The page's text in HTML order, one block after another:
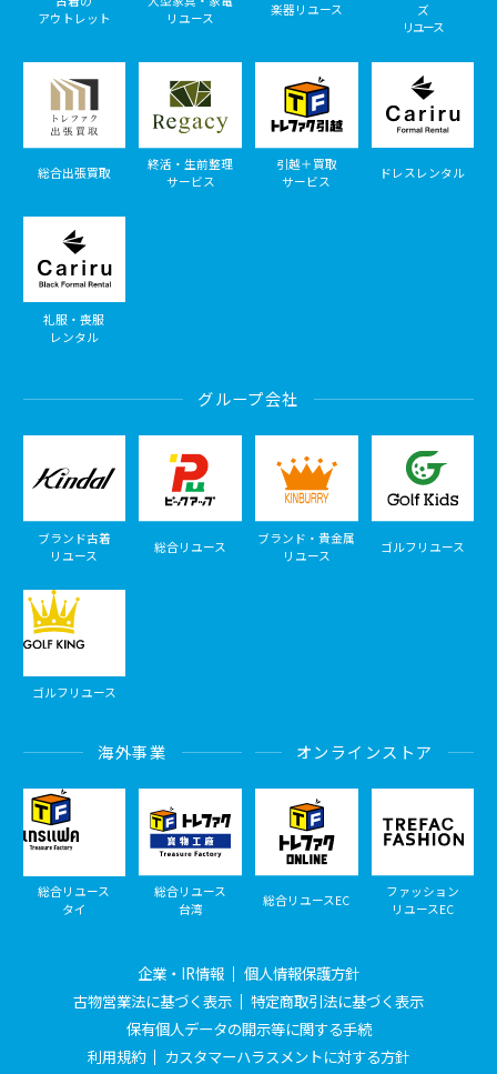
アウトレット
リユース
楽器リユース
ズ
リユース
総合出張買取
終活・生前整理
サービス
引越＋買取
サービス
ドレスレンタル
礼服・喪服
レンタル
グループ会社
ブランド古着
リユース
総合リユース
ブランド・貴金属
リユース
ゴルフリユース
ゴルフリユース
海外事業
総合リユース
タイ
総合リユース
台湾
オンラインストア
総合リユースEC
ファッション
リユースEC
企業・IR情報
個人情報保護方針
古物営業法に基づく表示
特定商取引法に基づく表示
保有個人データの開示等に関する手続
利用規約
カスタマーハラスメントに対する方針